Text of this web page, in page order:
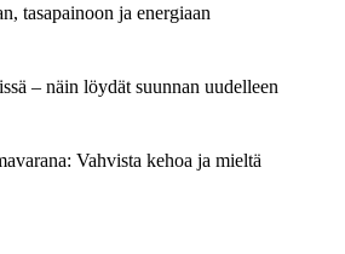
tasapainoon ja energiaan
– näin löydät suunnan uudelleen
Vahvista kehoa ja mieltä